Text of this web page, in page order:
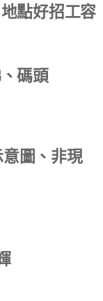
點好招工容
碼頭
意圖、非現